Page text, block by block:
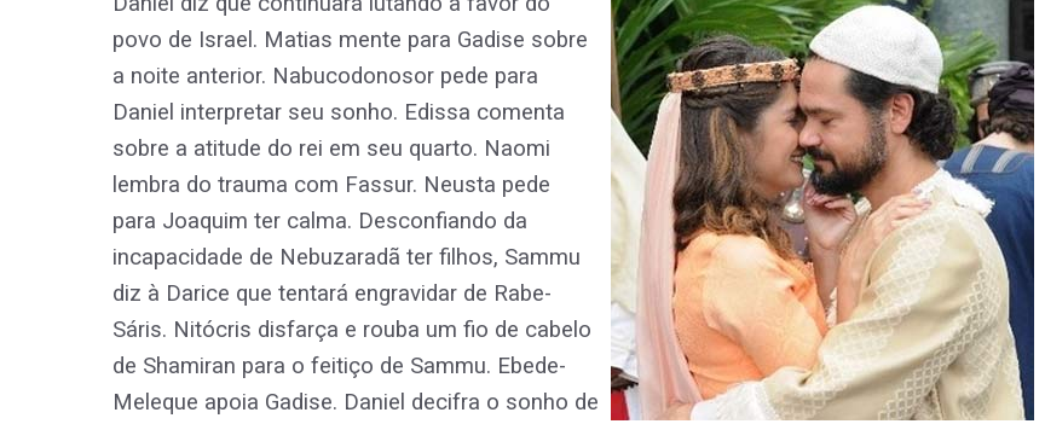
povo de Israel. Matias mente para Gadise sobre
a noite anterior. Nabucodonosor pede para
Daniel interpretar seu sonho. Edissa comenta
sobre a atitude do rei em seu quarto. Naomi
lembra do trauma com Fassur. Neusta pede
para Joaquim ter calma. Desconfiando da
incapacidade de Nebuzaradã ter filhos, Sammu
diz à Darice que tentará engravidar de Rabe-
Sáris. Nitócris disfarça e rouba um fio de cabelo
de Shamiran para o feitiço de Sammu. Ebede-
Meleque apoia Gadise. Daniel decifra o sonho de